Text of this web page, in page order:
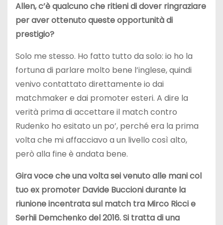
Allen, c’è qualcuno che ritieni di dover ringraziare
per aver ottenuto queste opportunità di
prestigio?
Solo me stesso. Ho fatto tutto da solo: io ho la
fortuna di parlare molto bene l’inglese, quindi
venivo contattato direttamente io dai
matchmaker e dai promoter esteri. A dire la
verità prima di accettare il match contro
Rudenko ho esitato un po’, perché era la prima
volta che mi affacciavo a un livello così alto,
però alla fine è andata bene.
Gira voce che una volta sei venuto alle mani col
tuo ex promoter Davide Buccioni durante la
riunione incentrata sul match tra Mirco Ricci e
Serhii Demchenko del 2016. Si tratta di una